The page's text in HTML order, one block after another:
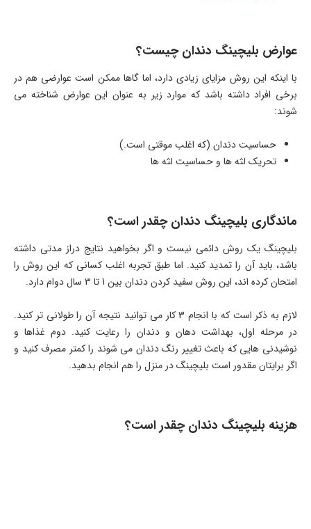
عوارض بلیچینگ دندان چیست؟
با اینکه این روش مزایای زیادی دارد، اما گاها ممکن است عوارضی هم در
برخی افراد داشته باشد که موارد زیر به عنوان این عوارض شناخته می
شوند:
حساسیت دندان (که اغلب موقتی است.)
تحریک لثه ها و حساسیت لثه ها
ماندگاری بلیچینگ دندان چقدر است؟
بلیچینگ یک روش دائمی نیست و اگر بخواهید نتایج دراز مدتی داشته
باشد، باید آن را تمدید کنید. اما طبق تجربه اغلب کسانی که این روش را
امتحان کرده اند، این روش سفید کردن دندان بین 1 تا 3 سال دوام دارد.
لازم به ذکر است که با انجام 3 کار می توانید نتیجه آن را طولانی تر کنید.
در مرحله اول، بهداشت دهان و دندان را رعایت کنید. دوم غذاها و
نوشیدنی هایی که باعث تغییر رنگ دندان می شوند را کمتر مصرف کنید و
اگر برایتان مقدور است بلیچینگ در منزل را هم انجام بدهید.
هزینه بلیچینگ دندان چقدر است؟